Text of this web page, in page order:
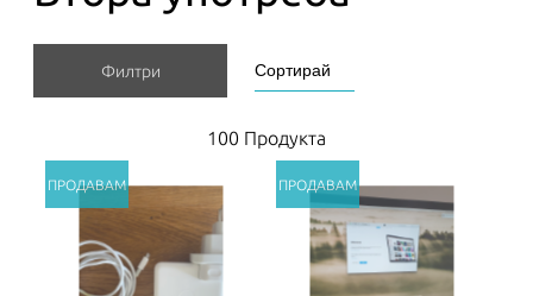
Филтри
100 Продукта